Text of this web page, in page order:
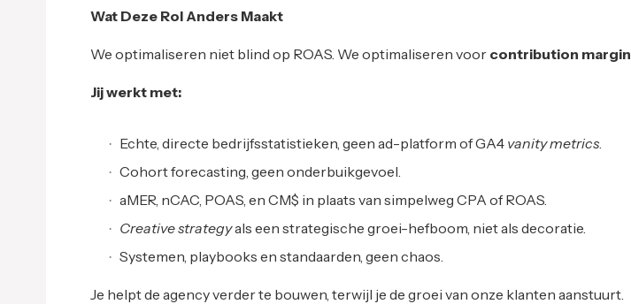
Wat Deze Rol Anders Maakt
We optimaliseren niet blind op ROAS. We optimaliseren voor contribution margin
Jij werkt met:
Echte, directe bedrijfsstatistieken, geen ad-platform of GA4 vanity metrics.
Cohort forecasting, geen onderbuikgevoel.
aMER, nCAC, POAS, en CM$ in plaats van simpelweg CPA of ROAS.
Creative strategyals een strategische groei-hefboom, niet als decoratie.
Systemen, playbooks en standaarden, geen chaos.
Je helpt de agency verder te bouwen, terwijl je de groei van onze klanten aanstuurt.